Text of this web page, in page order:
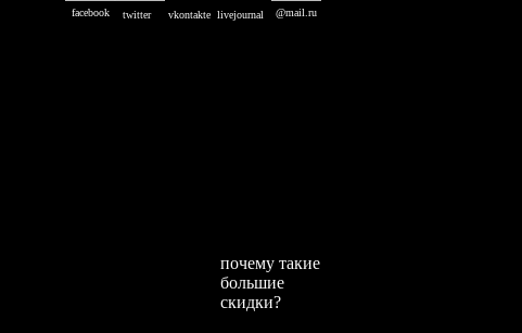
facebook twitter vkontakte livejournal @mail.ru
почему такие
большие
скидки?